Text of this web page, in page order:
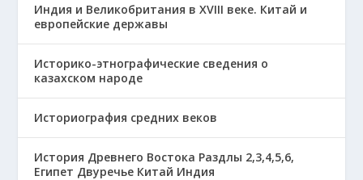
Индия и Великобритания в XVIII веке. Китай и
европейские державы
Историко-этнографические сведения о
казахском народе
Историография средних веков
История Древнего Востока Раздлы 2,3,4,5,6,
Египет Двуречье Китай Индия